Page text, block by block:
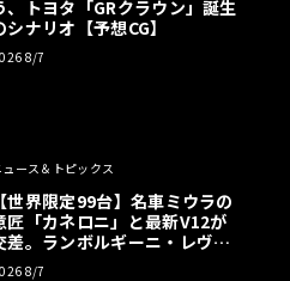
、トヨタ「GRクラウン」誕生
シナリオ【予想CG】
8/7
ュース＆トピックス
【世界限定99台】名車ミウラの
匠「カネロニ」と最新V12が
差。ランボルギーニ・レヴエ
トに60周年記念車が登場
8/7